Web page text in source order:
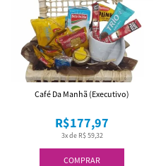
COMPRAR
3x de R$ 59,32
R$177,97
Café Da Manhã (Executivo)